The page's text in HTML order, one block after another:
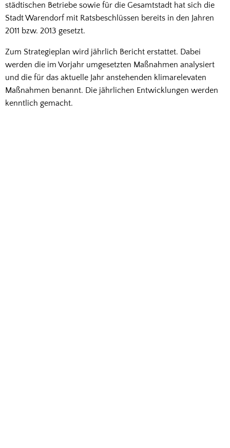
städtischen Betriebe sowie für die Gesamtstadt hat sich die
Stadt Warendorf mit Ratsbeschlüssen bereits in den Jahren
2011 bzw. 2013 gesetzt.
Zum Strategieplan wird jährlich Bericht erstattet. Dabei
werden die im Vorjahr umgesetzten Maßnahmen analysiert
und die für das aktuelle Jahr anstehenden klimarelevaten
Maßnahmen benannt. Die jährlichen Entwicklungen werden
kenntlich gemacht.